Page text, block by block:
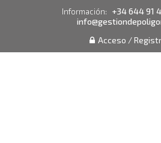
Información: +34 644 91
Acceso /